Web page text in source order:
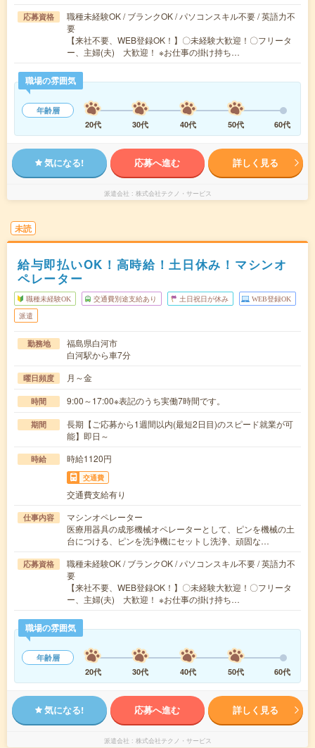
応募資格
職種未経験OK / ブランクOK / パソコンスキル不要 / 英語力不
要
【来社不要、WEB登録OK！】〇未経験大歓迎！〇フリータ
ー、主婦(夫) 大歓迎！ ※お仕事の掛け持ち…
職場の雰囲気
年齢層
20代
30代 40代 50代 60代
気になる! 応募へ進む 詳しく見る
派遣会社 株式会社テクノ・サービス
未読
給与即払いOK！高時給！土日休み！マシンオ
ペレーター
職種未経験OK 交通費別途支給あり 土日祝日が休み WEB登録OK
派遣
勤務地
福島県白河市
白河駅から車7分
曜日頻度 月～金
時間 9:00～17:00※表記のうち実働7時間です。
期間
長期【ご応募から1週間以内(最短2日目)のスピード就業が可
能】即日～
時給 時給1120円
交通費
交通費支給有り
仕事内容
マシンオペレーター
医療用器具の成形機械オペレーターとして、ピンを機械の土
台につける、ピンを洗浄機にセットし洗浄、頑固な…
応募資格
職種未経験OK / ブランクOK / パソコンスキル不要 / 英語力不
要
【来社不要、WEB登録OK！】〇未経験大歓迎！〇フリータ
ー、主婦(夫) 大歓迎！ ※お仕事の掛け持ち…
職場の雰囲気
年齢層
20代
30代 40代 50代 60代
気になる! 応募へ進む 詳しく見る
派遣会社 株式会社テクノ・サービス